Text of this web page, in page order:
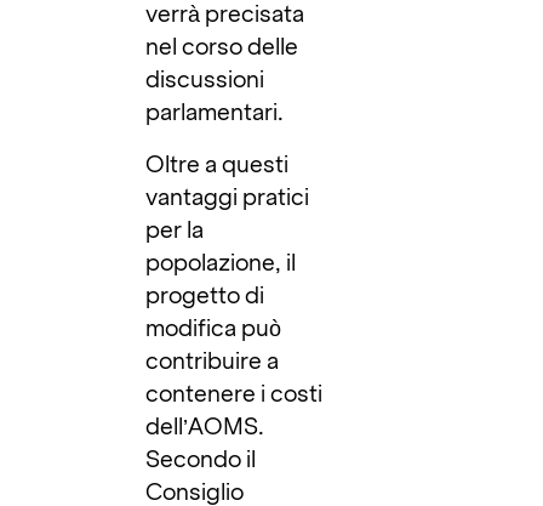
verrà precisata
nel corso delle
discussioni
parlamentari.
Oltre a questi
vantaggi pratici
per la
popolazione, il
progetto di
modifica può
contribuire a
contenere i costi
dell’AOMS.
Secondo il
Consiglio